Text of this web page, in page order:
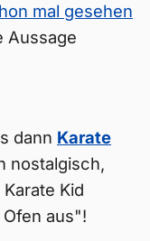
mal gesehen
Aussage
dann Karate
nostalgisch,
Kid
aus"!